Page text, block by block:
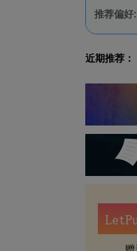
推荐偏好:
近期推荐：